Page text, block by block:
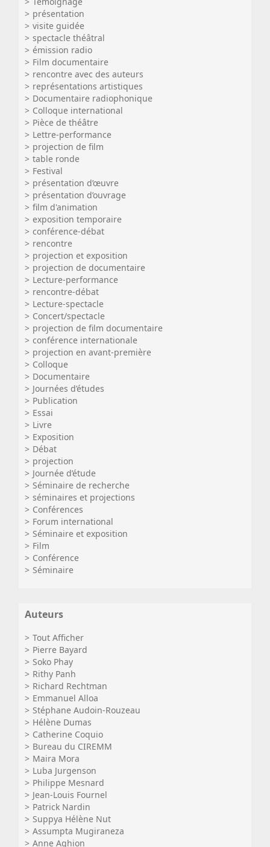
présentation
visite guidée
spectacle théâtral
émission radio
Film documentaire
rencontre avec des auteurs
représentations artistiques
Documentaire radiophonique
Colloque international
Pièce de théâtre
Lettre-performance
projection de film
table ronde
Festival
présentation d’œuvre
présentation d’ouvrage
film d'animation
exposition temporaire
conférence-débat
rencontre
projection et exposition
projection de documentaire
Lecture-performance
rencontre-débat
Lecture-spectacle
Concert/spectacle
projection de film documentaire
conférence internationale
projection en avant-première
Colloque
Documentaire
Journées d’études
Publication
Essai
Livre
Exposition
Débat
projection
Journée d’étude
Séminaire de recherche
séminaires et projections
Conférences
Forum international
Séminaire et exposition
Film
Conférence
Séminaire
Auteurs
Tout Afficher
Pierre Bayard
Soko Phay
Rithy Panh
Richard Rechtman
Emmanuel Alloa
Stéphane Audoin-Rouzeau
Hélène Dumas
Catherine Coquio
Bureau du CIREMM
Maira Mora
Luba Jurgenson
Philippe Mesnard
Jean-Louis Fournel
Patrick Nardin
Suppya Hélène Nut
Assumpta Mugiraneza
Anne Aghion